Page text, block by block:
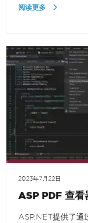
阅读更多
2023年7月22日
ASP PDF 查看
ASP.NET提供了通